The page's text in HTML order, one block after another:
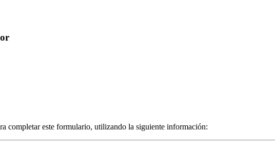
completar este formulario, utilizando la siguiente información: